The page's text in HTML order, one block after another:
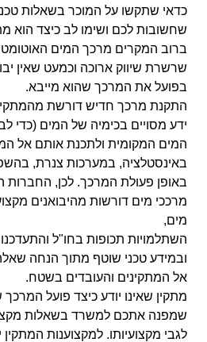
כדאי שתקשו על המוכר בשאלות
שחשובות לכם ושימו לב כיצד הוא
ברוב המקרים מרכך המים
שרשרת שיווק ארוכה וכמעט שאין
בפועל את המרכך שהוא מייבא.
התקנת מרכך חדיש דורשת
ידע מסויים בכימיה של המים (כדי
המים המקומית ולתכנת אותם אל
באינסטלציה, במערכות צנרת,
באופן פעולת המרכך. לכן, החברות
מרככי מים דורשות מהיבואנים
מים,
השתלמויות תכופות בחו"ל
ובמידע טכני שוטף מתוך הנחה
אל המתקינים והעובדים בשטח.
מתקין שאינו יודע כיצד פועל
שמפנה אתכם למשרד בשאלות
לגבי מקצועיותו. למקצוענות